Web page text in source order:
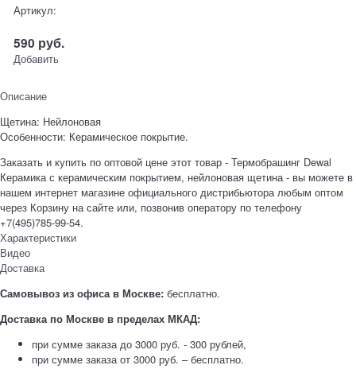
Артикул:
590 руб.
Добавить
Описание
Щетина: Нейлоновая
Особенности: Керамическое покрытие.
Заказать и купить по оптовой цене этот товар - Термобрашинг Dewal
Керамика с керамическим покрытием, нейлоновая щетина - вы можете в
нашем интернет магазине официального дистрибьютора любым оптом
через Корзину на сайте или, позвонив оператору по телефону
+7(495)785-99-54.
Характеристики
Видео
Доставка
Самовывоз из офиса в Москве: бесплатно.
Доставка по Москве в пределах МКАД:
при сумме заказа до 3000 руб. - 300 рублей,
при сумме заказа от 3000 руб. – бесплатно.